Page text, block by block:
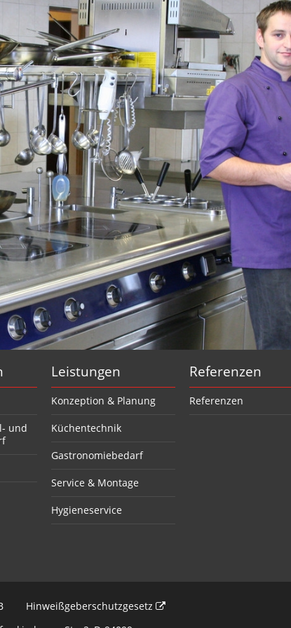
und
Leistungen
Konzeption & Planung
Küchentechnik
Gastronomiebedarf
Service & Montage
Hygieneservice
Referenzen
Referenzen
Hinweißgeberschutzgesetz